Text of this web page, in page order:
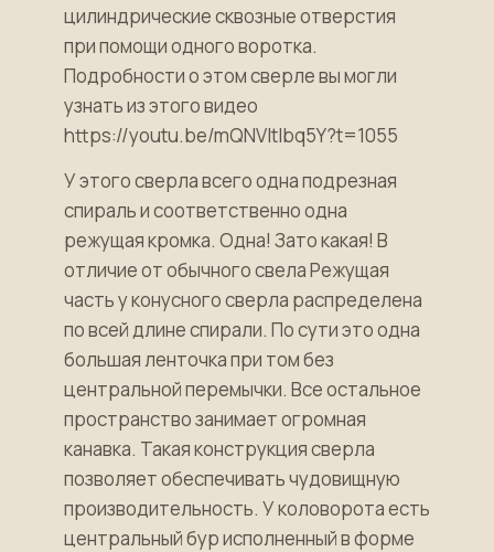
цилиндрические сквозные отверстия
при помощи одного воротка.
Подробности о этом сверле вы могли
узнать из этого видео
https://youtu.be/mQNVltIbq5Y?t=1055
У этого сверла всего одна подрезная
спираль и соответственно одна
режущая кромка. Одна! Зато какая! В
отличие от обычного свела Режущая
часть у конусного сверла распределена
по всей длине спирали. По сути это одна
большая ленточка при том без
центральной перемычки. Все остальное
пространство занимает огромная
канавка. Такая конструкция сверла
позволяет обеспечивать чудовищную
производительность. У коловорота есть
центральный бур исполненный в форме